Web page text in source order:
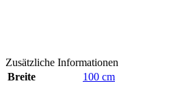
Zusätzliche Informationen
Breite
100 cm